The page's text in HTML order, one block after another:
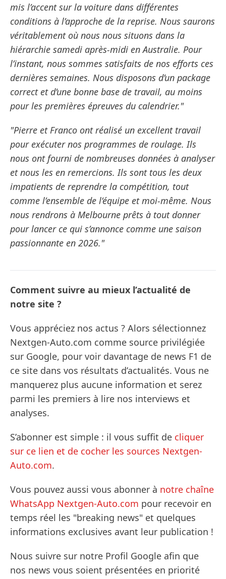
mis l’accent sur la voiture dans différentes
conditions à l’approche de la reprise. Nous saurons
véritablement où nous nous situons dans la
hiérarchie samedi après-midi en Australie. Pour
l’instant, nous sommes satisfaits de nos efforts ces
dernières semaines. Nous disposons d’un package
correct et d’une bonne base de travail, au moins
pour les premières épreuves du calendrier."
"Pierre et Franco ont réalisé un excellent travail
pour exécuter nos programmes de roulage. Ils
nous ont fourni de nombreuses données à analyser
et nous les en remercions. Ils sont tous les deux
impatients de reprendre la compétition, tout
comme l’ensemble de l’équipe et moi-même. Nous
nous rendrons à Melbourne prêts à tout donner
pour lancer ce qui s’annonce comme une saison
passionnante en 2026."
Comment suivre au mieux l’actualité de
notre site ?
Vous appréciez nos actus ? Alors sélectionnez
Nextgen-Auto.com comme source privilégiée
sur Google, pour voir davantage de news F1 de
ce site dans vos résultats d’actualités. Vous ne
manquerez plus aucune information et serez
parmi les premiers à lire nos interviews et
analyses.
S’abonner est simple : il vous suffit de cliquer
sur ce lien et de cocher les sources Nextgen-
Auto.com.
Vous pouvez aussi vous abonner à notre chaîne
WhatsApp Nextgen-Auto.com pour recevoir en
temps réel les "breaking news" et quelques
informations exclusives avant leur publication !
Nous suivre sur notre Profil Google afin que
nos news vous soient présentées en priorité